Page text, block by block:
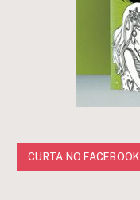
CURTA NO FACEBOOK